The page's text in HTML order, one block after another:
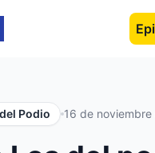
Podio 16 de